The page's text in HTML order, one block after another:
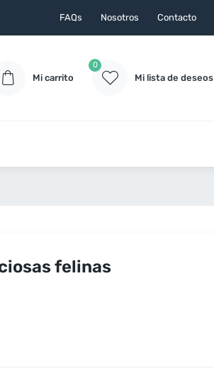
FAQs Nosotros Contacto
Mi carrito
0
Mi lista de deseos
felinas